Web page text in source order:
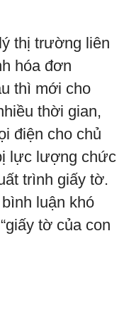
thị trường liên
hóa đơn
thì mới cho
thời gian,
điện cho chủ
lực lượng chức
trình giấy tờ.
luận khó
tờ của con